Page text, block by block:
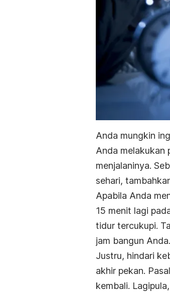
Anda mungkin
Anda melakukan
menjalaninya.
sehari,
Apabila Anda
15 menit lagi
tidur tercukupi.
jam bangun
Justru, hindari
akhir pekan.
kembali.